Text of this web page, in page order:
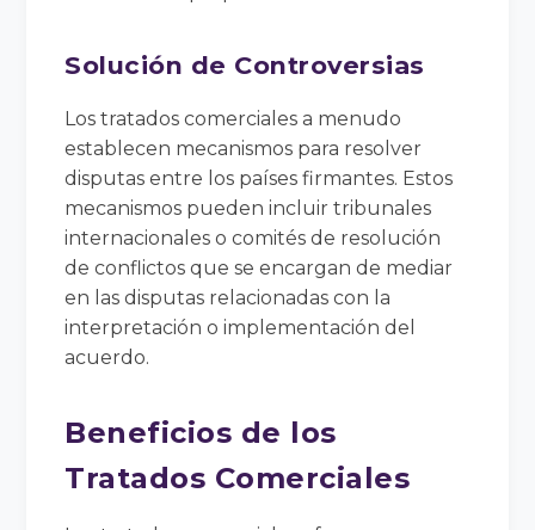
Solución de Controversias
Los tratados comerciales a menudo
establecen mecanismos para resolver
disputas entre los países firmantes. Estos
mecanismos pueden incluir tribunales
internacionales o comités de resolución
de conflictos que se encargan de mediar
en las disputas relacionadas con la
interpretación o implementación del
acuerdo.
Beneficios de los
Tratados Comerciales